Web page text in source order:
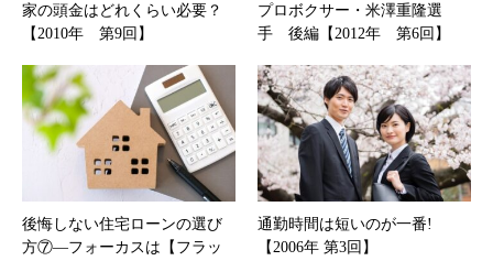
家の頭金はどれくらい必要？
【2010年 第9回】
プロボクサー・米澤重隆選
手 後編【2012年 第6回】
後悔しない住宅ローンの選び
方⑦―フォーカスは【フラッ
通勤時間は短いのが一番!
【2006年 第3回】